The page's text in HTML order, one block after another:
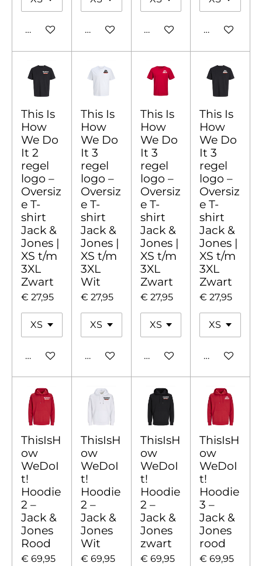
In winkelwagenIn winkelwagenIn winkelwagen
In
This Is
How
We Do
It 2
regel
logo –
Oversiz
e T-
shirt
Jack &
Jones |
XS t/m
3XL
Zwart
€ 27,95
In winkelwagen
This Is
How
We Do
It 3
regel
logo –
Oversiz
e T-
shirt
Jack &
Jones |
XS t/m
3XL
Wit
€ 27,95
In winkelwagen
This Is
How
We Do
It 3
regel
logo –
Oversiz
e T-
shirt
Jack &
Jones |
XS t/m
3XL
Zwart
€ 27,95
In winkelwagen
This Is
How
We Do
It 3
regel
logo –
Oversiz
e T-
shirt
Jack &
Jones |
XS t/m
3XL
Zwart
€ 27,95
In
ThisIsH
ow
WeDoI
t!
Hoodie
2 –
Jack &
Jones
Rood
€ 69,95
ThisIsH
ow
WeDoI
t!
Hoodie
2 –
Jack &
Jones
Wit
€ 69,95
ThisIsH
ow
WeDoI
t!
Hoodie
2 –
Jack &
Jones
zwart
€ 69,95
ThisIsH
ow
WeDoI
t!
Hoodie
3 –
Jack &
Jones
rood
€ 69,95